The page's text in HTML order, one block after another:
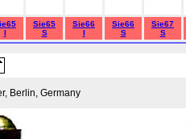
I
Sie65
S
Sie66
I
Sie66
S
Sie67
S
Berlin, Germany